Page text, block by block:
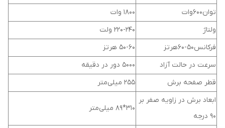
توان600وات
1800 وات
ولتاژ
220-240 ولت
فرکانس50-60هرتز
50-60 هرتز
سرعت در حالت آزاد
5000 دور در دقیقه
قطر صفحه برش
255 میلی‌متر
ابعاد برش در زاویه صفر بر
90 درجه
310*89 میلی‌متر